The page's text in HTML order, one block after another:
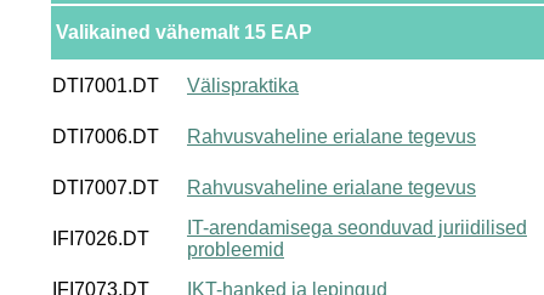
Valikained vähemalt 15 EAP
DTI7001.DT Välispraktika
DTI7006.DT Rahvusvaheline erialane tegevus
DTI7007.DT Rahvusvaheline erialane tegevus
IFI7026.DT
IT-arendamisega seonduvad juriidilised
probleemid
IFI7073.DT
IKT-hanked ja lepingud